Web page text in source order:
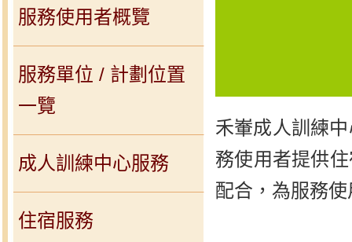
服務使用者概覽
服務單位 / 計劃位置
一覽
成人訓練中心服務
住宿服務
禾輋成人訓練
務使用者提供
配合，為服務